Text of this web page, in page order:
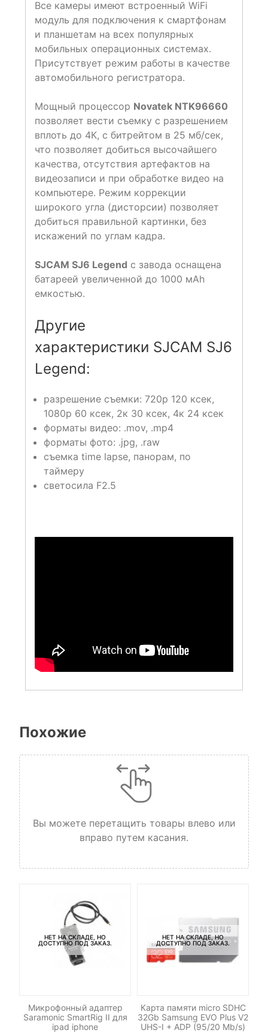
Все камеры имеют встроенный WiFi
модуль для подключения к смартфонам
и планшетам на всех популярных
мобильных операционных системах.
Присутствует режим работы в качестве
автомобильного регистратора.
Мощный процессор Novatek NTK96660
позволяет вести съемку с разрешением
вплоть до 4К, с битрейтом в 25 мб/сек,
что позволяет добиться высочайшего
качества, отсутствия артефактов на
видеозаписи и при обработке видео на
компьютере. Режим коррекции
широкого угла (дисторсии) позволяет
добиться правильной картинки, без
искажений по углам кадра.
SJCAM SJ6 Legend с завода оснащена
батареей увеличенной до 1000 мАh
емкостью.
Другие
характеристики SJCAM SJ6
Legend:
разрешение съемки: 720р 120 ксек,
1080р 60 ксек, 2к 30 ксек, 4к 24 ксек
форматы видео: .mov, .mp4
форматы фото: .jpg, .raw
съемка time lapse, панорам, по
таймеру
светосила F2.5
Похожие
Вы можете перетащить товары влево или
вправо путем касания.
НЕТ НА СКЛАДЕ, НО
ДОСТУПНО ПОД ЗАКАЗ.
Микрофонный адаптер
Saramonic SmartRig II для
ipad iphone
НЕТ НА СКЛАДЕ, НО
ДОСТУПНО ПОД ЗАКАЗ.
Карта памяти micro SDHC
32Gb Samsung EVO Plus V2
UHS-I + ADP (95/20 Mb/s)